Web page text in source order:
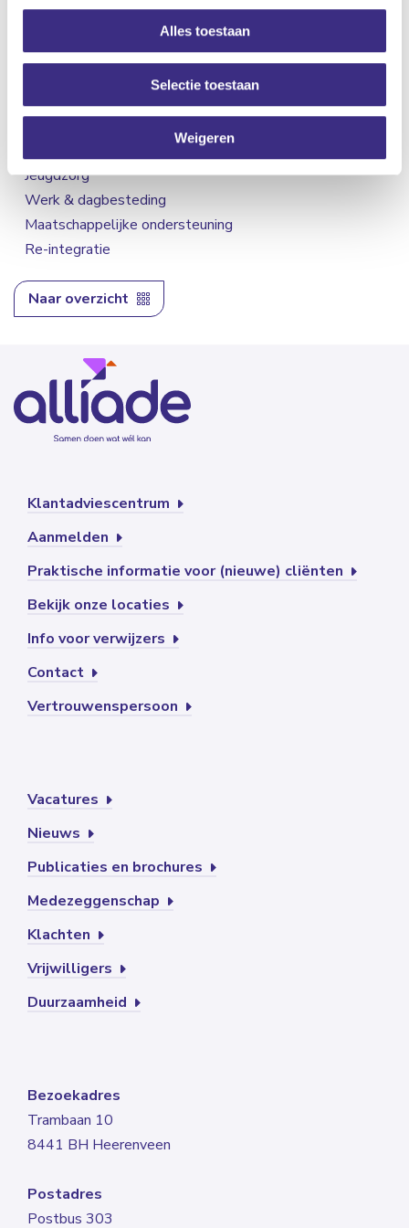
Alles toestaan
Selectie toestaan
Weigeren
CATEGORIEËN
Jeugdzorg
Werk & dagbesteding
Maatschappelijke ondersteuning
Re-integratie
Naar overzicht
Klantadviescentrum
Aanmelden
Praktische informatie voor (nieuwe) cliënten
Bekijk onze locaties
Info voor verwijzers
Contact
Vertrouwenspersoon
Vacatures
Nieuws
Publicaties en brochures
Medezeggenschap
Klachten
Vrijwilligers
Duurzaamheid
Bezoekadres
Trambaan 10
8441 BH Heerenveen
Postadres
Postbus 303